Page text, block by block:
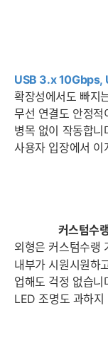
USB 3.x 10Gbps,
확장성에서도 빠지
무선 연결도 안정
병목 없이 작동합니
사용자 입장에서 이
커스텀수
외형은 커스텀수랭
내부가 시원시원하
업해도 걱정 없습니
LED 조명도 과하지